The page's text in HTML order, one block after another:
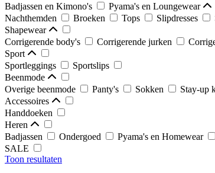
Badjassen en Kimono's
Pyama's en Loungewear
Nachthemden
Broeken Tops Slipdresses
Shapewear
Corrigerende body's
Corrigerende jurken
Sport
Sportleggings
Sportslips
Beenmode
Overige beenmode
Panty's Sokken
Stay-up
Accessoires
Handdoeken
Heren
Badjassen
Ondergoed Pyama's en Homewear
SALE
Toon resultaten